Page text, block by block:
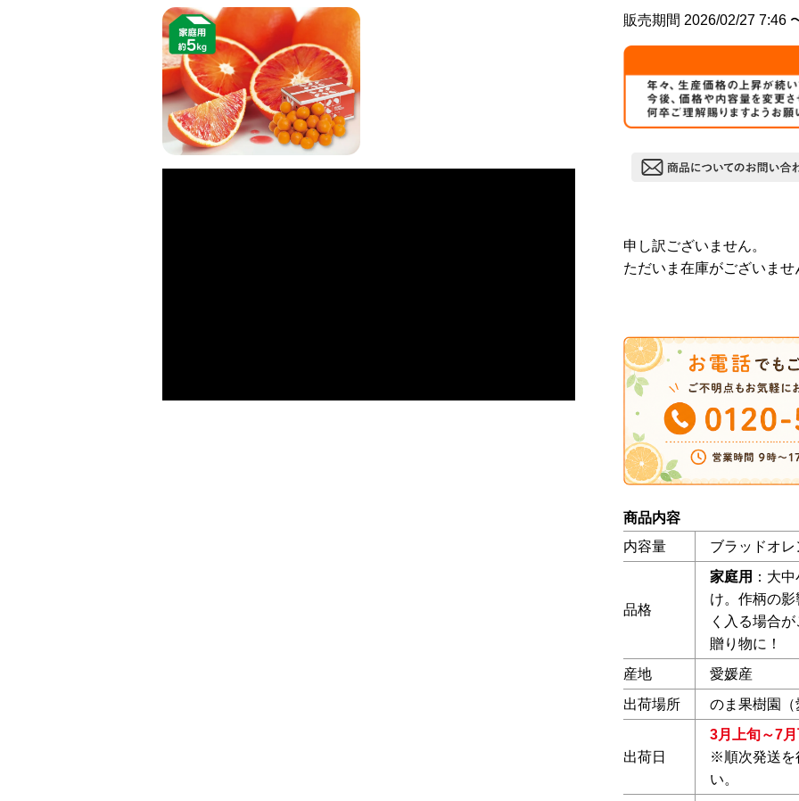
販売期間 2026/02/27 7:46
申し訳ございません。
ただいま在庫がございませ
商品内容
内容量
ブラッドオ
品格
家庭用 ：大
け。作柄の
く入る場合
贈り物に！
産地
愛媛産
出荷場所
のま果樹園
出荷日
3月上旬～7
※順次発送を
い。